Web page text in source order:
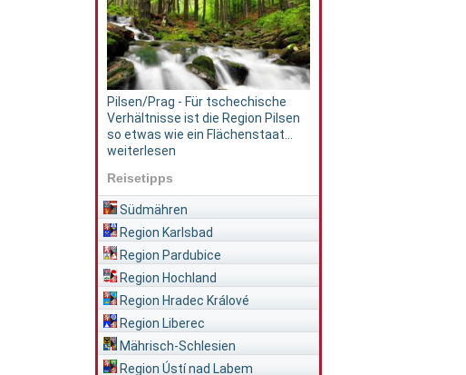
Pilsen/Prag - Für tschechische
Verhältnisse ist die Region Pilsen
so etwas wie ein Flächenstaat...
weiterlesen
Reisetipps
Südmähren
Region Karlsbad
Region Pardubice
Region Hochland
Region Hradec Králové
Region Liberec
Mährisch-Schlesien
Region Ústí nad Labem